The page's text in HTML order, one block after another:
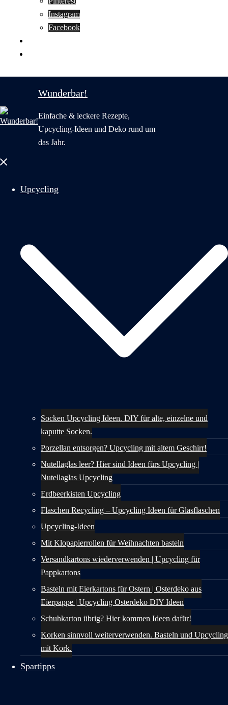
Instagram
Facebook
Wunderbar!
Einfache & leckere Rezepte,
Upcycling-Ideen und Deko rund um
das Jahr.
Menü
Upcycling
Socken Upcycling Ideen. DIY für alte, einzelne und
kaputte Socken.
Porzellan entsorgen? Upcycling mit altem Geschirr!
Nutellaglas leer? Hier sind Ideen fürs Upcycling |
Nutellaglas Upcycling
Erdbeerkisten Upcycling
Flaschen Recycling – Upcycling Ideen für Glasflaschen
Upcycling-Ideen
Mit Klopapierrollen für Weihnachten basteln
Versandkartons wiederverwenden | Upcycling für
Pappkartons
Basteln mit Eierkartons für Ostern | Osterdeko aus
Eierpappe | Upcycling Osterdeko DIY Ideen
Schuhkarton übrig? Hier kommen Ideen dafür!
Korken sinnvoll weiterverwenden. Basteln und Upcycling
mit Kork.
Spartipps